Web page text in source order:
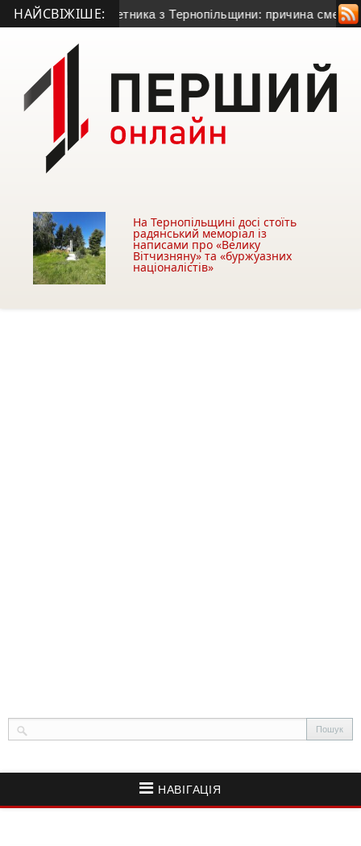
НАЙСВІЖІШЕ:з Тернопільщини: причина смерті – гостра
На Тернопільщині досі стоїть
радянський меморіал із
написами про «Велику
Вітчизняну» та «буржуазних
націоналістів»
НАВІГАЦІЯ